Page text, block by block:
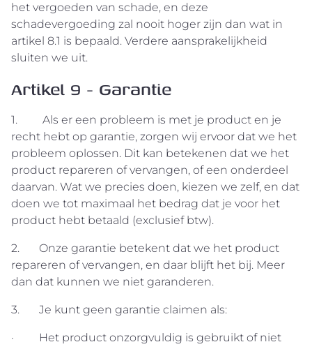
het vergoeden van schade, en deze
schadevergoeding zal nooit hoger zijn dan wat in
artikel 8.1 is bepaald. Verdere aansprakelijkheid
sluiten we uit.
Artikel 9 - Garantie
1. Als er een probleem is met je product en je
recht hebt op garantie, zorgen wij ervoor dat we het
probleem oplossen. Dit kan betekenen dat we het
product repareren of vervangen, of een onderdeel
daarvan. Wat we precies doen, kiezen we zelf, en dat
doen we tot maximaal het bedrag dat je voor het
product hebt betaald (exclusief btw).
2. Onze garantie betekent dat we het product
repareren of vervangen, en daar blijft het bij. Meer
dan dat kunnen we niet garanderen.
3. Je kunt geen garantie claimen als:
· Het product onzorgvuldig is gebruikt of niet